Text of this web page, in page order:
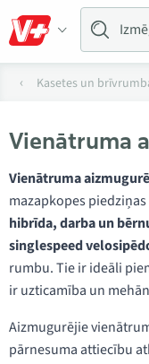
Kasetes un
Vienātruma
Vienātruma
mazapkopes
hibrīda, darba un
singlespeed
rumbu. Tie ir ideāli
ir uzticamība un
Aizmugurējie
pārnesuma attiecību